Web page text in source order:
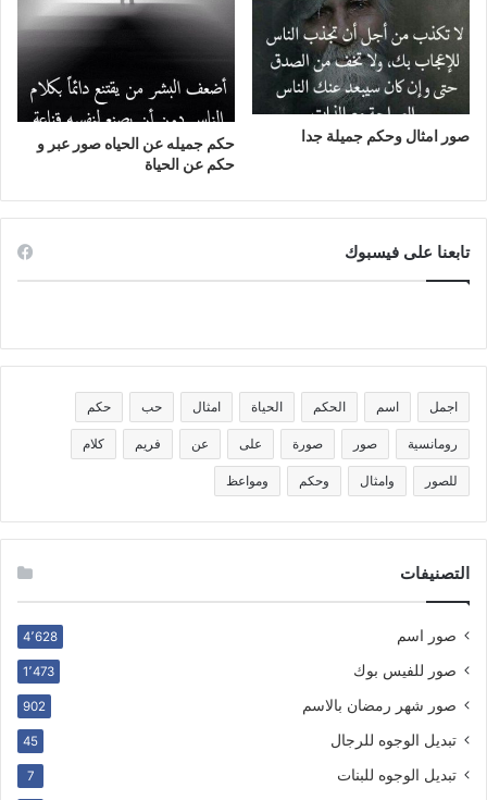
صور امثال وحكم جميلة جدا
حكم جميله عن الحياه صور عبر و
حكم عن الحياة
تابعنا على فيسبوك
اجمل اسم الحكم الحياة امثال حب حكم
رومانسية صور صورة على عن فريم كلام
للصور وامثال وحكم ومواعظ
التصنيفات
صور اسم 4٬628
صور للفيس بوك 1٬473
صور شهر رمضان بالاسم 902
تبديل الوجوه للرجال 45
تبديل الوجوه للبنات 7